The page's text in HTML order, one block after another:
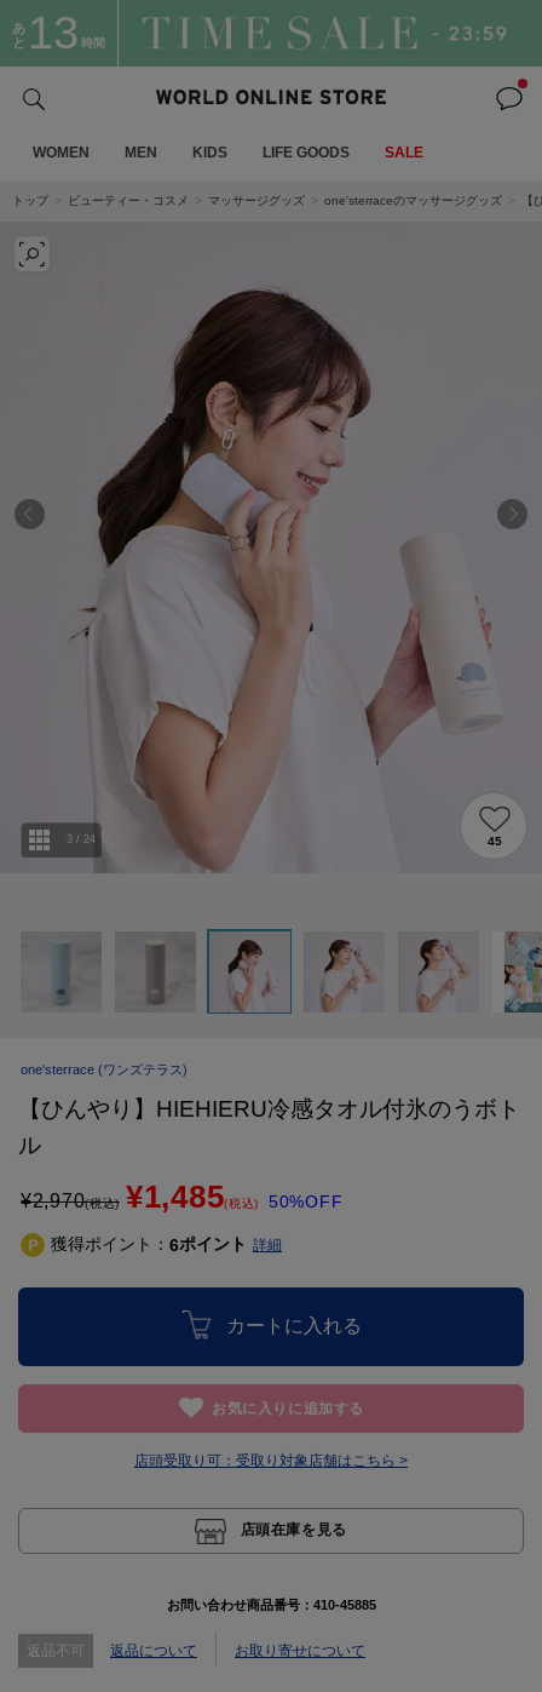
あ
と 13 時間
WOMEN MEN KIDS LIFE GOODS SALE
トップ ビューティー・コスメ マッサージグッズ one'sterraceのマッサージグッズ 【
3 / 24 45
one'sterrace (ワンズテラス)
【ひんやり】HIEHIERU冷感タオル付氷のうボト
ル
¥2,970(税込) ¥1,485(税込) 50%OFF
獲得ポイント： 6ポイント 詳細
カートに入れる
お気に入りに追加する
店頭受取り可： 受取り対象店舗はこちら >
店頭在庫を見る
お問い合わせ商品番号： 410-45885
返品不可 返品について お取り寄せについて